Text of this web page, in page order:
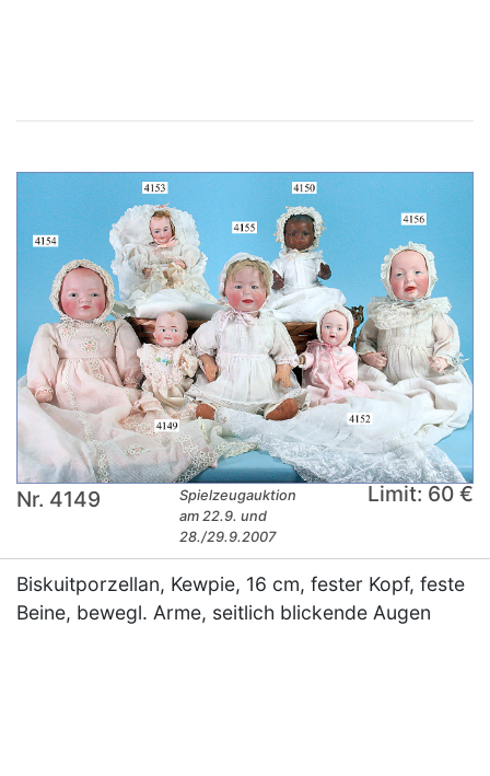
Nr. 4149
Spielzeugauktion
am 22.9. und
28./29.9.2007
Limit: 60 €
Biskuitporzellan, Kewpie, 16 cm, fester Kopf, feste
Beine, bewegl. Arme, seitlich blickende Augen